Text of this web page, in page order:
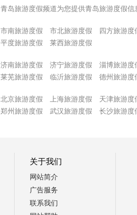
青岛旅游度假频道为您提供青岛旅游度假
市南旅游度假 市北旅游度假 四方旅游度
平度旅游度假
莱西旅游度假
济南旅游度假 济宁旅游度假 淄博旅游度
莱芜旅游度假
临沂旅游度假 德州旅游度
北京旅游度假 上海旅游度假 天津旅游度
郑州旅游度假
武汉旅游度假 长沙旅游度
关于我们
网站简介
广告服务
联系我们